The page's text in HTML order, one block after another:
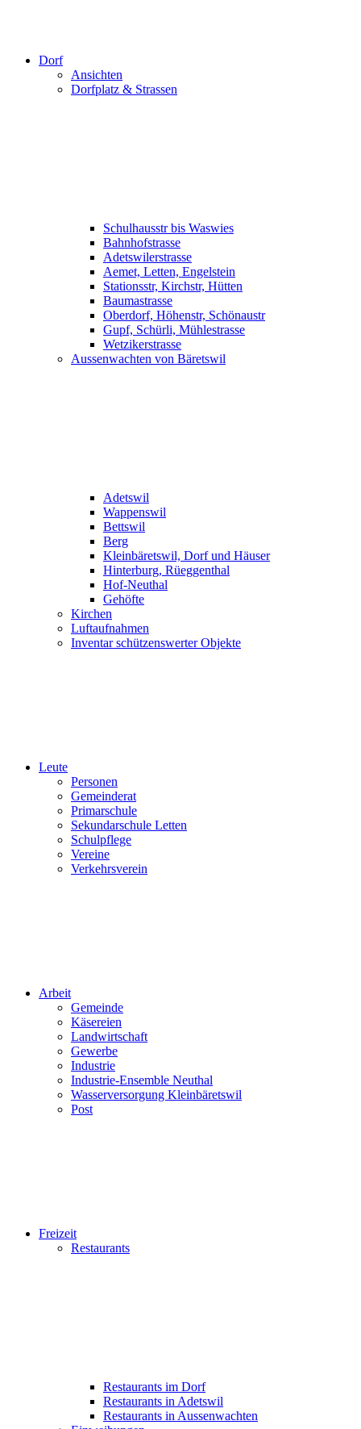
Dorf
Ansichten
Dorfplatz & Strassen
Schulhausstr bis Waswies
Bahnhofstrasse
Adetswilerstrasse
Aemet, Letten, Engelstein
Stationsstr, Kirchstr, Hütten
Baumastrasse
Oberdorf, Höhenstr, Schönaustr
Gupf, Schürli, Mühlestrasse
Wetzikerstrasse
Aussenwachten von Bäretswil
Adetswil
Wappenswil
Bettswil
Berg
Kleinbäretswil, Dorf und Häuser
Hinterburg, Rüeggenthal
Hof-Neuthal
Gehöfte
Kirchen
Luftaufnahmen
Inventar schützenswerter Objekte
Leute
Personen
Gemeinderat
Primarschule
Sekundarschule Letten
Schulpflege
Vereine
Verkehrsverein
Arbeit
Gemeinde
Käsereien
Landwirtschaft
Gewerbe
Industrie
Industrie-Ensemble Neuthal
Wasserversorgung Kleinbäretswil
Post
Freizeit
Restaurants
Restaurants im Dorf
Restaurants in Adetswil
Restaurants in Aussenwachten